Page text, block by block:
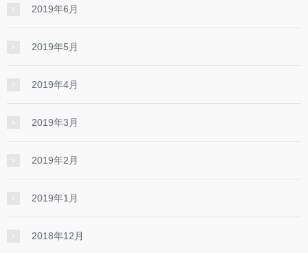
2019年6月
2019年5月
2019年4月
2019年3月
2019年2月
2019年1月
2018年12月